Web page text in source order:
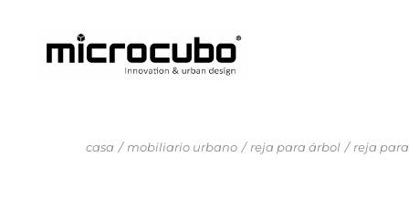
casa mobiliario urbano reja para árbol reja